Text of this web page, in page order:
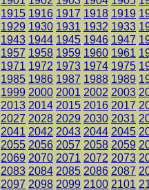
1915 1916 1917 1918 1919
1929 1930 1931 1932 1933
1943 1944 1945 1946 1947
1957 1958 1959 1960 1961
1971 1972 1973 1974 1975
1985 1986 1987 1988 1989
1999 2000 2001 2002 2003
2013 2014 2015 2016 2017
2027 2028 2029 2030 2031
2041 2042 2043 2044 2045
2055 2056 2057 2058 2059
2069 2070 2071 2072 2073
2083 2084 2085 2086 2087
2097 2098 2099 2100 2101